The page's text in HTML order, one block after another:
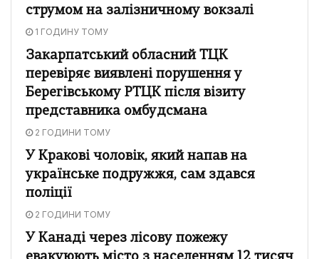
струмом на залізничному вокзалі
1 ГОДИНУ ТОМУ
Закарпатський обласний ТЦК
перевіряє виявлені порушення у
Берегівському РТЦК після візиту
представника омбудсмана
2 ГОДИНИ ТОМУ
У Кракові чоловік, який напав на
українське подружжя, сам здався
поліції
2 ГОДИНИ ТОМУ
У Канаді через лісову пожежу